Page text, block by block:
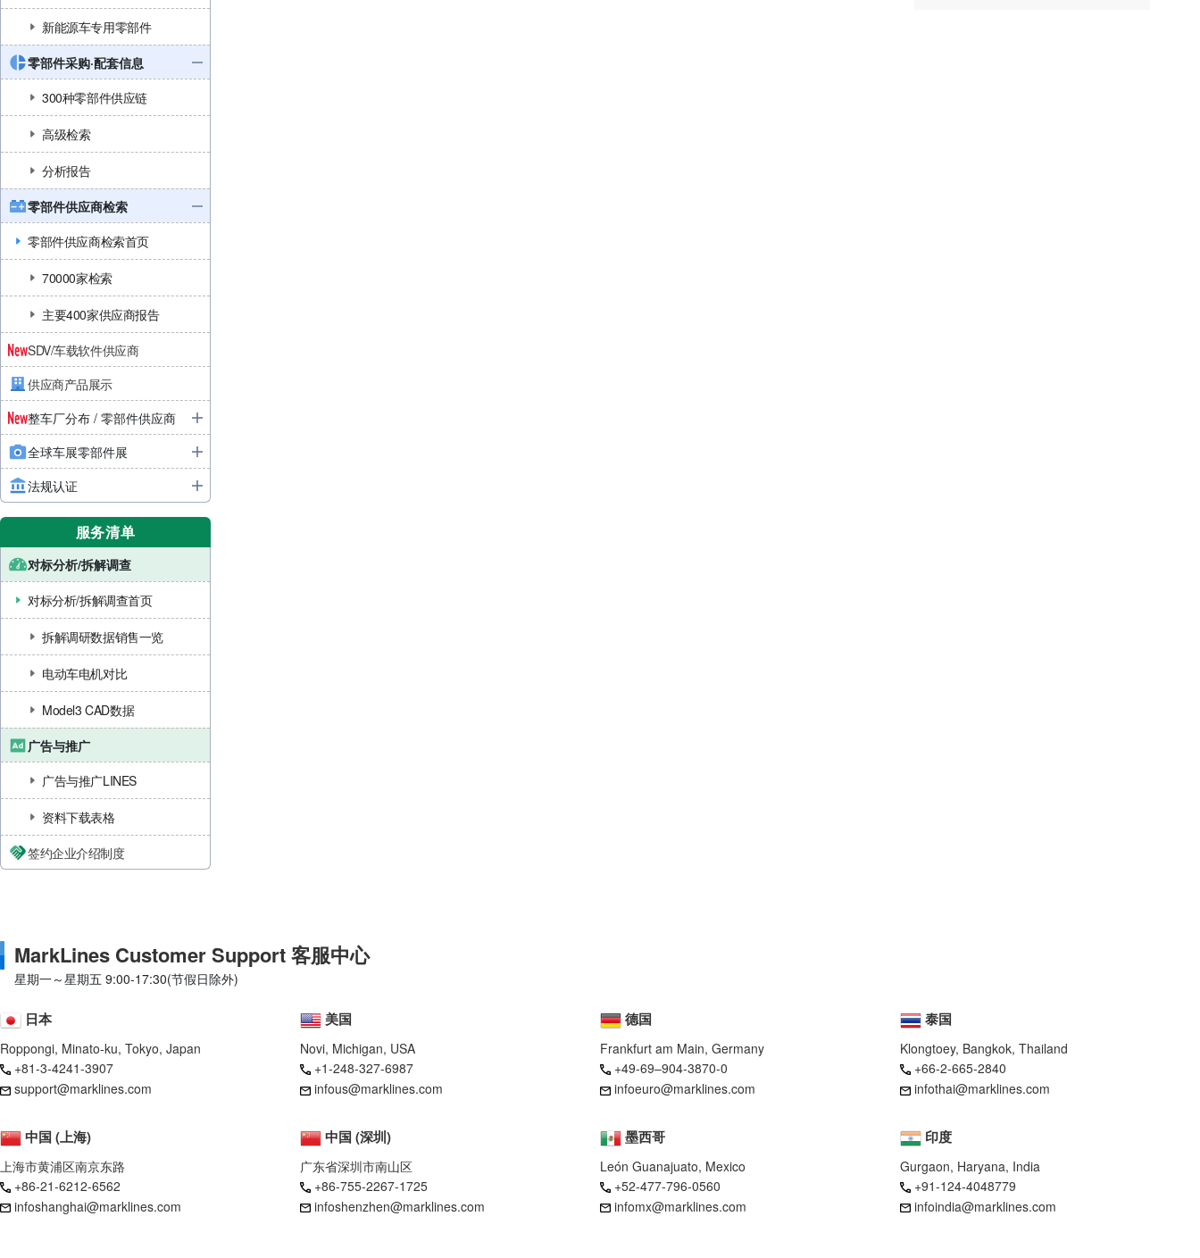
新能源车专用零部件
零部件采购·配套信息
300种零部件供应链
高级检索
分析报告
零部件供应商检索
零部件供应商检索首页
70000家检索
主要400家供应商报告
SDV/车载软件供应商
供应商产品展示
整车厂分布 / 零部件供应商
全球车展零部件展
法规认证
服务清单
对标分析/拆解调查
对标分析/拆解调查首页
拆解调研数据销售一览
电动车电机对比
Model3 CAD数据
广告与推广
广告与推广LINES
资料下载表格
签约企业介绍制度
MarkLines Customer Support 客服中心
星期一～星期五 9:00-17:30(节假日除外)
日本
Roppongi, Minato-ku, Tokyo, Japan
+81-3-4241-3907
support@marklines.com
美国
Novi, Michigan, USA
+1-248-327-6987
infous@marklines.com
墨西哥
León Guanajuato, Mexico
+52-477-796-0560
infomx@marklines.com
德国
Frankfurt am Main, Germany
+49-69–904-3870-0
infoeuro@marklines.com
中国 (上海)
上海市黄浦区南京东路
+86-21-6212-6562
infoshanghai@marklines.com
中国 (深圳)
广东省深圳市南山区
+86-755-2267-1725
infoshenzhen@marklines.com
泰国
Klongtoey, Bangkok, Thailand
+66-2-665-2840
infothai@marklines.com
印度
Gurgaon, Haryana, India
+91-124-4048779
infoindia@marklines.com